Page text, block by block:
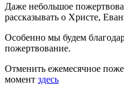
Даже небольшое
рассказывать о Христе,
Особенно мы будем
пожертвование.
Отменить ежемесячное
момент здесь